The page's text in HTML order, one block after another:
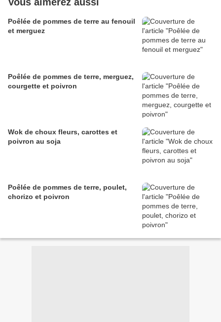
Poêlée de pommes de terre au fenouil
et merguez
Poêlée de pommes de terre, merguez,
courgette et poivron
Wok de choux fleurs, carottes et
poivron au soja
Poêlée de pommes de terre, poulet,
chorizo et poivron